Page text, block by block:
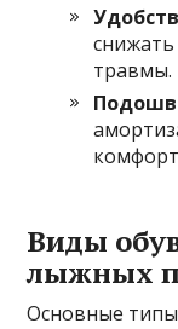
травмы.
Виды
лыжных
Основные